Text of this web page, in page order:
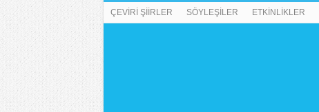
ÇEVİRİ ŞİİRLER SÖYLEŞİLER ETKİNLİKLER